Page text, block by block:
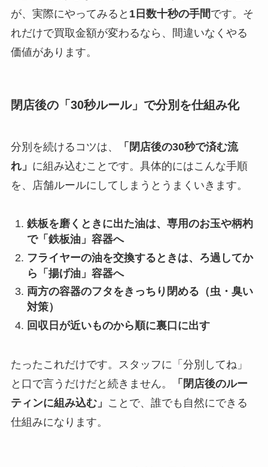
が、実際にやってみると 1日数十秒の手間です。そ
れだけで買取金額が変わるなら、間違いなくやる
価値があります。
閉店後の「30秒ルール」で分別を仕組み化
分別を続けるコツは、
「閉店後の30秒で済む流
れ」 に組み込むことです。具体的にはこんな手順
を、店舗ルールにしてしまうとうまくいきます。
鉄板を磨くときに出た油は、専用のお玉や柄杓
で「鉄板油」容器へ
フライヤーの油を交換するときは、ろ過してか
ら「揚げ油」容器へ
両方の容器のフタをきっちり閉める（虫・臭い
対策）
回収日が近いものから順に裏口に出す
たったこれだけです。スタッフに「分別してね」
と口で言うだけだと続きません。
「閉店後のルー
ティンに組み込む」 ことで、誰でも自然にできる
仕組みになります。